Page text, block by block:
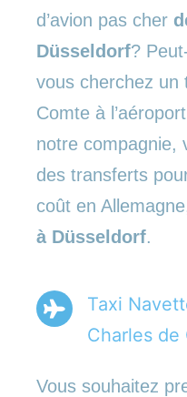
d’avion pas cher
Düsseldorf?
vous cherchez un
Comte à
notre compagnie,
des transferts
coût en
à Düsseldorf.
Taxi
Charles de
Vous souhaitez